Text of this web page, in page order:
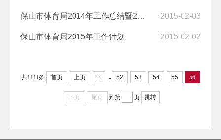
保山市体育局2014年工作总结暨2015年工作计划 2015-02-03
保山市体育局2015年工作计划 2015-02-02
共1111条 首页 上页 1 ... 52 53 54 55 56
下页 尾页 到第 页 跳转